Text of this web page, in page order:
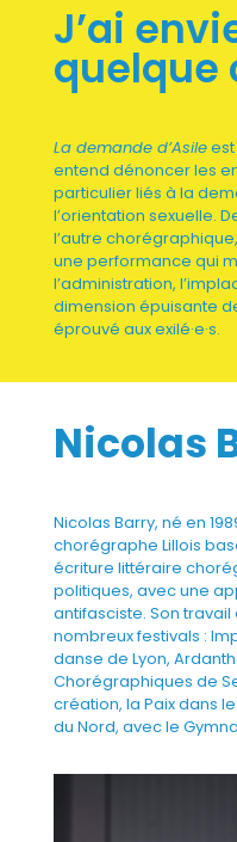
J’ai
quelque
La demande d’Asileest
entend dénoncer les
particulier liés à la
l’orientation sexuelle.
l’autre
une performance qui
l’administration,
dimension épuisante
éprouvé aux exilé·e·s.
Nicolas
Nicolas Barry, né en
chorégraphe Lillois
écriture littéraire
politiques, avec une
antifasciste. Son
nombreux festivals :
danse de Lyon,
Chorégraphiques de
création, la Paix dans
du Nord, avec le